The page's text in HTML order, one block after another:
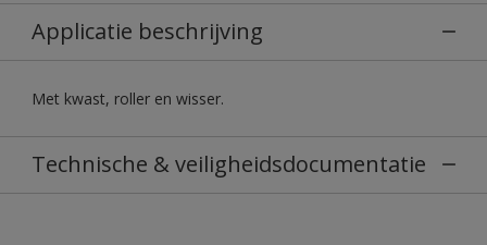
Applicatie beschrijving
Met kwast, roller en wisser.
Technische & veiligheidsdocumentatie